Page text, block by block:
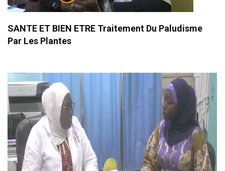
SANTE ET BIEN ETRE Traitement Du Paludisme
Par Les Plantes